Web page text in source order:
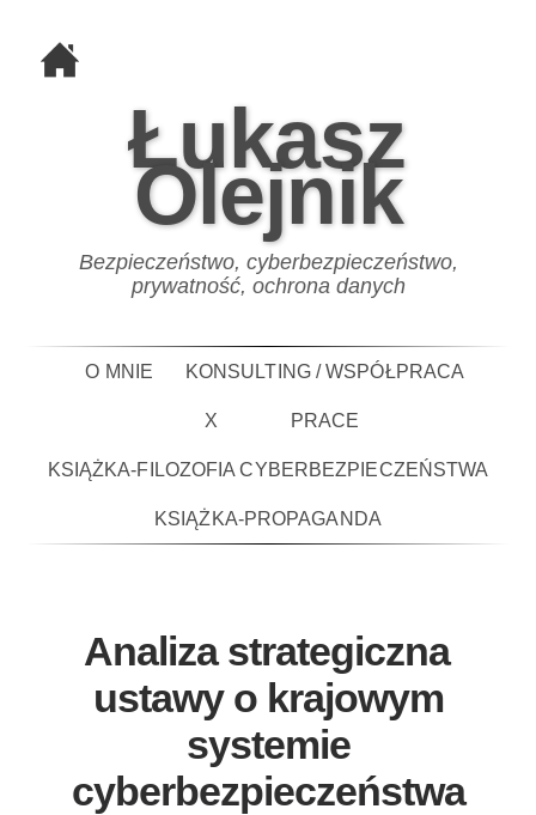
Łukasz
Olejnik
Bezpieczeństwo, cyberbezpieczeństwo,
prywatność, ochrona danych
O MNIE KONSULTING / WSPÓŁPRACA
X PRACE
KSIĄŻKA-FILOZOFIA CYBERBEZPIECZEŃSTWA
KSIĄŻKA-PROPAGANDA
Analiza strategiczna
ustawy o krajowym
systemie
cyberbezpieczeństwa